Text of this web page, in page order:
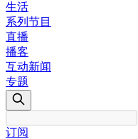
生活
系列节目
直播
播客
互动新闻
专题
订阅